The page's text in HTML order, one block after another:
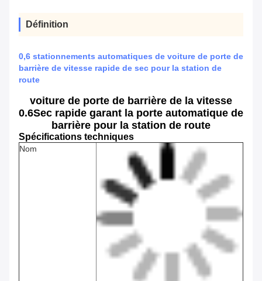
Définition
0,6 stationnements automatiques de voiture de porte de
barrière de vitesse rapide de sec pour la station de
route
voiture de porte de barrière de la vitesse
0.6Sec rapide garant la porte automatique de
barrière pour la station de route
Spécifications techniques
Nom